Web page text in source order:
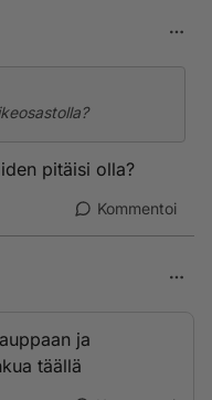
pitäisi olla?
Kommentoi
ja
täällä